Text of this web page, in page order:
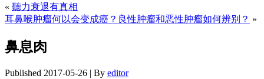
« 聽力衰退有真相
耳鼻喉肿瘤何以会变成癌？良性肿瘤和恶性肿瘤如何辨别？ »
鼻息肉
Published 2017-05-26 | By editor